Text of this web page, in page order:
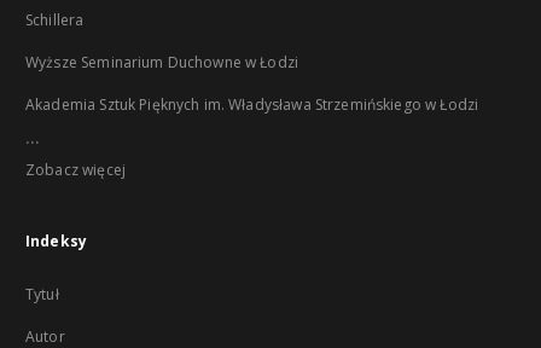
Schillera
Wyższe Seminarium Duchowne w Łodzi
Akademia Sztuk Pięknych im. Władysława Strzemińskiego w Łodzi
...
Zobacz więcej
Indeksy
Tytuł
Autor